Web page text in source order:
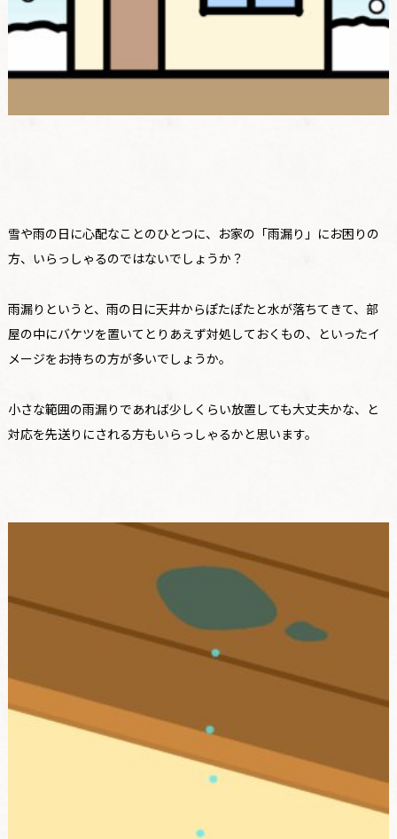
雪や雨の日に心配なことのひとつに、お家の「雨漏り」にお困りの
方、いらっしゃるのではないでしょうか？
雨漏りというと、雨の日に天井からぽたぽたと水が落ちてきて、部
屋の中にバケツを置いてとりあえず対処しておくもの、といったイ
メージをお持ちの方が多いでしょうか。
小さな範囲の雨漏りであれば少しくらい放置しても大丈夫かな、と
対応を先送りにされる方もいらっしゃるかと思います。